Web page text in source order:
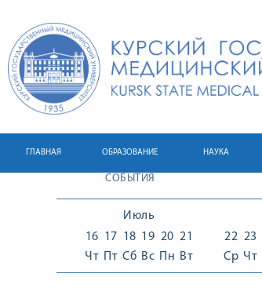
ГЛАВНАЯ ОБРАЗОВАНИЕ НАУКА
СОБЫТИЯ
Июль
16
Чт
17
Пт
18
Сб
19
Вс
20
Пн
21
Вт
22
Ср
23
Чт